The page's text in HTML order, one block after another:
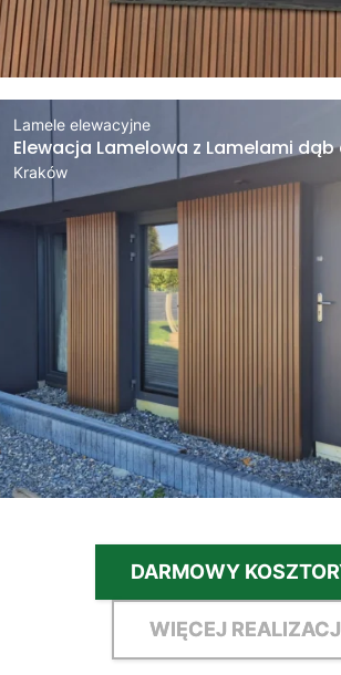
Lamele elewacyjne
Elewacja Lamelowa z Lamelami
Kraków
DARMOWY
WIĘCEJ